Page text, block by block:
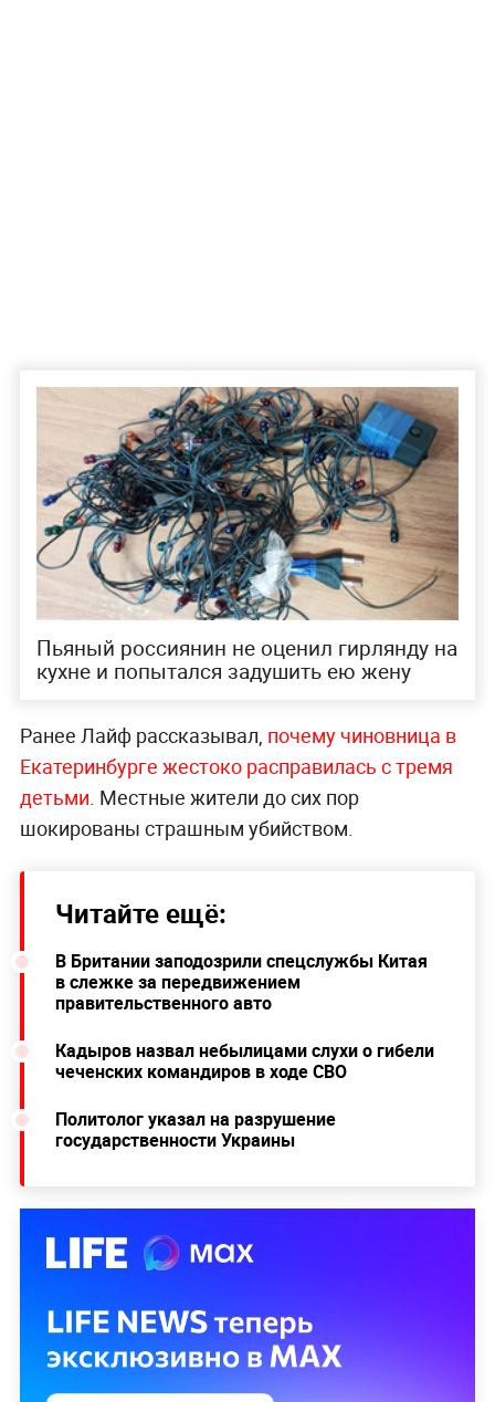
Пьяный россиянин не оценил гирлянду на
кухне и попытался задушить ею жену
Ранее Лайф рассказывал, почему чиновница в
Екатеринбурге жестоко расправилась с тремя
детьми. Местные жители до сих пор
шокированы страшным убийством.
Читайте ещё:
В Британии заподозрили спецслужбы Китая
в слежке за передвижением
правительственного авто
Кадыров назвал небылицами слухи о гибели
чеченских командиров в ходе СВО
Политолог указал на разрушение
государственности Украины